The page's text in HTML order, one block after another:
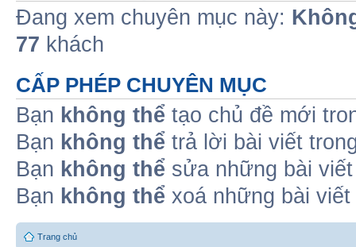
Đang xem chuyên mục này:
77 khách
CẤP PHÉP CHUYÊN MỤC
Bạn không thể tạo chủ đề mới
Bạn không thể trả lời bài viết
Bạn không thể sửa những bài
Bạn không thể xoá những bài
Trang chủ